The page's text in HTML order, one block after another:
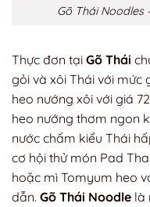
Gõ Thái Noodles
Thực đơn tại Gõ Thái
gỏi và xôi Thái với mức
heo nướng xôi với giá
heo nướng thơm ngon
nước chấm kiểu Thái
cơ hội thử món Pad
hoặc mì Tomyum heo
dẫn. Gõ Thái Noodle là